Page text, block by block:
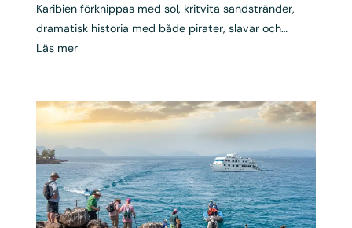
Karibien förknippas med sol, kritvita sandstränder,
dramatisk historia med både pirater, slavar och
kolonialherrar i huvudrollerna och en avslappnad
Läs mer